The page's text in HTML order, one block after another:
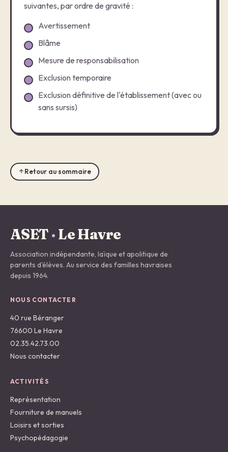
suivantes, par ordre de gravité :
Avertissement
Blâme
Mesure de responsabilisation
Exclusion temporaire
Exclusion définitive de l'établissement (avec ou
sans sursis)
Retour au sommaire
ASET · Le Havre
Association indépendante, laïque et apolitique de
parents d'élèves. Au service des familles havraises
depuis 1964.
NOUS CONTACTER
40 rue Béranger
76600 Le Havre
02.35.42.73.00
Nous contacter
ACTIVITÉS
Représentation
Fourniture de manuels
Loisirs et sorties
Psychopédagogie